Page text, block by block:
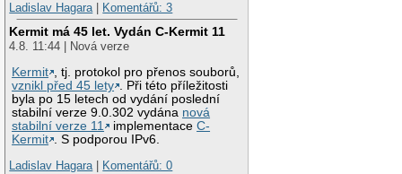
Ladislav Hagara| Komentářů: 3
Kermit má 45 let. Vydán C-Kermit 11
4.8. 11:44 | Nová verze
Kermit
, tj. protokol pro přenos souborů,
vznikl před 45 lety
. Při této příležitosti
byla po 15 letech od vydání poslední
stabilní verze 9.0.302 vydána nová
stabilní verze 11
implementaceC-
Kermit
. S podporou IPv6.
Ladislav Hagara| Komentářů: 0